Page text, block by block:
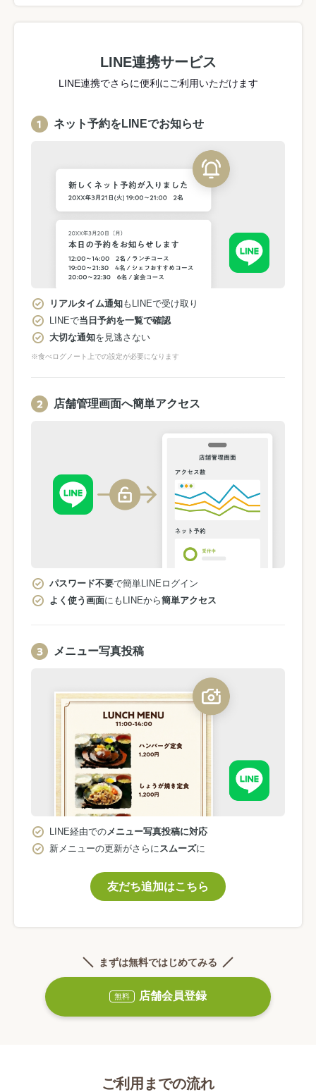
LINE連携サービス
LINE連携でさらに便利にご利用いただけます
ネット予約をLINEでお知らせ
リアルタイム通知もLINEで受け取り
LINEで当日予約を一覧で確認
大切な通知を見逃さない
※食べログノート上での設定が必要になります
店舗管理画面へ簡単アクセス
パスワード不要で簡単LINEログイン
よく使う画面にもLINEから簡単アクセス
メニュー写真投稿
LINE経由での メニュー写真投稿に対応
新メニューの更新がさらに スムーズに
友だち追加はこちら
まずは無料ではじめてみる
無料 店舗会員登録
ご利用までの流れ